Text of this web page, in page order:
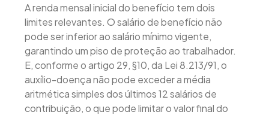
A renda mensal inicial do benefício tem dois
limites relevantes. O salário de benefício não
pode ser inferior ao salário mínimo vigente,
garantindo um piso de proteção ao trabalhador.
E, conforme o artigo 29, §10, da Lei 8.213/91, o
auxílio-doença não pode exceder a média
aritmética simples dos últimos 12 salários de
contribuição, o que pode limitar o valor final do